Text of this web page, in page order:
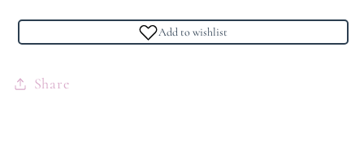
Add to wishlist
Share